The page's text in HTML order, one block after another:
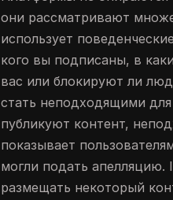
они рассматривают
использует
кого вы подписаны, в
вас или блокируют ли
стать неподходящими
публикуют контент,
показывает
могли подать апелляцию.
размещать некоторый